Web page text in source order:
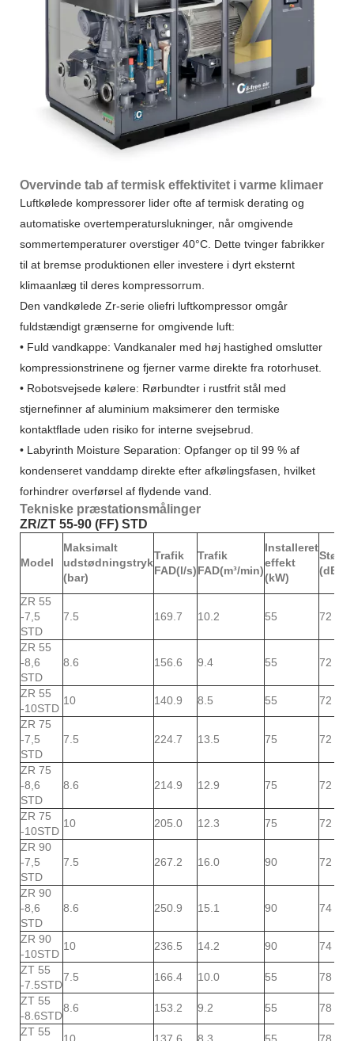
Overvinde tab af termisk effektivitet i varme klimaer
Luftkølede kompressorer lider ofte af termisk derating og
automatiske overtemperaturslukninger, når omgivende
sommertemperaturer overstiger 40°C. Dette tvinger fabrikker
til at bremse produktionen eller investere i dyrt eksternt
klimaanlæg til deres kompressorrum.
Den vandkølede Zr-serie oliefri luftkompressor omgår
fuldstændigt grænserne for omgivende luft:
• Fuld vandkappe: Vandkanaler med høj hastighed omslutter
kompressionstrinene og fjerner varme direkte fra rotorhuset.
• Robotsvejsede kølere: Rørbundter i rustfrit stål med
stjernefinner af aluminium maksimerer den termiske
kontaktflade uden risiko for interne svejsebrud.
• Labyrinth Moisture Separation: Opfanger op til 99 % af
kondenseret vanddamp direkte efter afkølingsfasen, hvilket
forhindrer overførsel af flydende vand.
Tekniske præstationsmålinger
ZR/ZT 55-90 (FF) STD
Model
Maksimalt
udstødningstryk
(bar)
Trafik
FAD(l/s)
Trafik
FAD(m³/min)
Installeret
effekt
(kW)
ZR 55
-7,5
STD
7.5 169.7 10.2 55 72
ZR 55
-8,6
STD
8.6 156.6 9.4 55 72
ZR 55
-10STD
10 140.9 8.5 55
72
ZR 75
-7,5
STD
7.5 224.7 13.5 75 72
ZR 75
-8,6
STD
8.6 214.9 12.9 75 72
ZR 75
-10STD
10 205.0 12.3 75
72
ZR 90
-7,5
STD
7.5 267.2 16.0 90 72
ZR 90
-8,6
STD
8.6 250.9 15.1 90 74
ZR 90
-10STD
10 236.5 14.2 90
74
ZT 55
-7.5STD
7.5 166.4 10.0 55
78
ZT 55
-8.6STD
8.6 153.2 9.2 55
78
ZT 55
10 137.6 8.3 55 78